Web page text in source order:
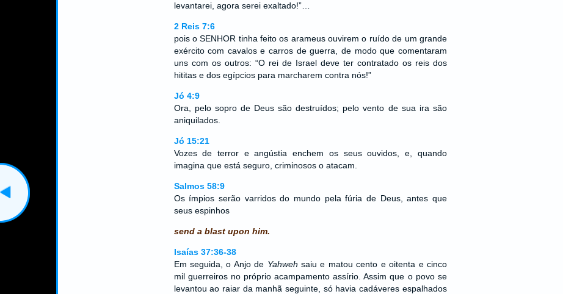
levantarei, agora serei exaltado!”…
2 Reis 7:6
pois o SENHOR tinha feito os arameus ouvirem o ruído de um grande
exército com cavalos e carros de guerra, de modo que comentaram
uns com os outros: “O rei de Israel deve ter contratado os reis dos
hititas e dos egípcios para marcharem contra nós!”
Jó 4:9
Ora, pelo sopro de Deus são destruídos; pelo vento de sua ira são
aniquilados.
Jó 15:21
Vozes de terror e angústia enchem os seus ouvidos, e, quando
imagina que está seguro, criminosos o atacam.
Salmos 58:9
Os ímpios serão varridos do mundo pela fúria de Deus, antes que
seus espinhos
send a blast upon him.
Isaías 37:36-38
Em seguida, o Anjo de Yahweh saiu e matou cento e oitenta e cinco
mil guerreiros no próprio acampamento assírio. Assim que o povo se
levantou ao raiar da manhã seguinte, só havia cadáveres espalhados